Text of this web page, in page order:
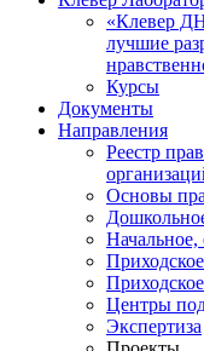
«Клевер
лучшие
Курсы
Документы
Направления
Реестр
Основы
Начальное,
Центры
Экспертиза